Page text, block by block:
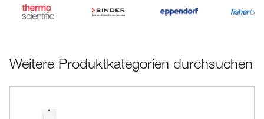
Weitere Produktkategorien durchsuchen